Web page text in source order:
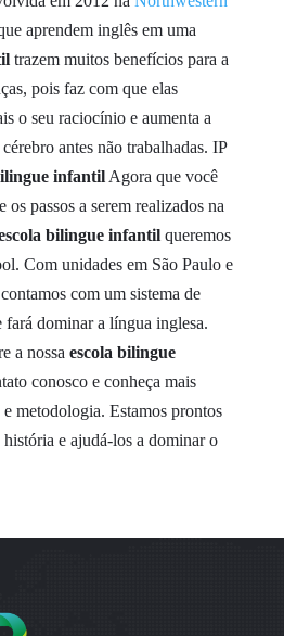
aprendem inglês em uma
trazem muitos benefícios para a
pois faz com que elas
o seu raciocínio e aumenta a
antes não trabalhadas. IP
infantil Agora que você
os passos a serem realizados na
bilingue infantilqueremos
Com unidades em São Paulo e
com um sistema de
dominar a língua inglesa.
a nossa escola bilingue
conosco e conheça mais
metodologia. Estamos prontos
história e ajudá-los a dominar o